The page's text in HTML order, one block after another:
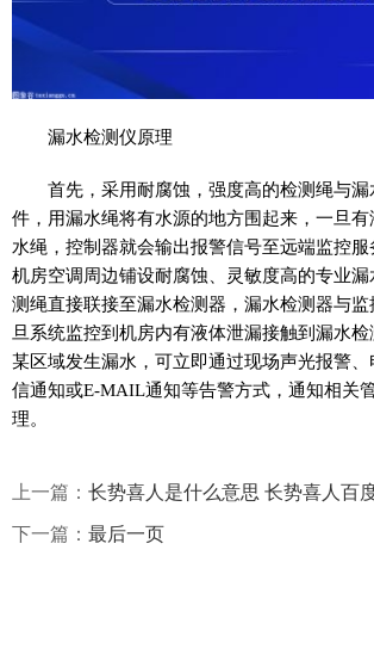
漏水检测仪原理
首先，采用耐腐蚀，强度高的检测绳与
件，用漏水绳将有水源的地方围起来，一旦
水绳，控制器就会输出报警信号至远端监控
机房空调周边铺设耐腐蚀、灵敏度高的专业
测绳直接联接至漏水检测器，漏水检测器与
旦系统监控到机房内有液体泄漏接触到漏水
某区域发生漏水，可立即通过现场声光报警
信通知或E-MAIL通知等告警方式，通知相关
理。
上一篇： 长势喜人是什么意思 长势喜人百
下一篇： 最后一页